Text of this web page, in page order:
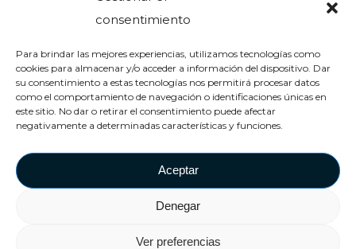
consentimiento
Para brindar las mejores experiencias, utilizamos tecnologías como
cookies para almacenar y/o acceder a información del dispositivo. Dar
su consentimiento a estas tecnologías nos permitirá procesar datos
como el comportamiento de navegación o identificaciones únicas en
este sitio. No dar o retirar el consentimiento puede afectar
negativamente a determinadas características y funciones.
Aceptar
Denegar
Ver preferencias